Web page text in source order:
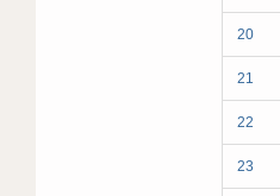
20
21
22
23